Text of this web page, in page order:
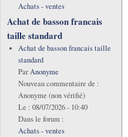
Achats - ventes
Achat de basson francais
taille standard
Achat de basson francais taille
standard
ParAnonyme
Nouveau commentaire de :
Anonyme (non vérifié)
Le : 08/07/2026 - 10:40
Dans le forum :
Achats - ventes